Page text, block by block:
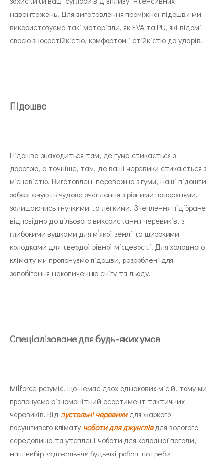
навантажень. Для виготовлення проміжної підошви ми
використовуємо такі матеріали, як EVA та PU, які відомі
своєю зносостійкістю, комфортом і стійкістю до ударів.
Підошва
Підошва знаходиться там, де гума стикається з
дорогою, а точніше, там, де ваші черевики стикаються з
місцевістю. Виготовлені переважно з гуми, наші підошви
забезпечують чудове зчеплення з різними поверхнями,
залишаючись гнучкими та легкими. Зчеплення підібране
відповідно до цільового використання черевиків, з
глибокими вушками для м’якої землі та широкими
колодками для твердої рівної місцевості. Для холодного
клімату ми пропонуємо підошви, розроблені для
запобігання накопиченню снігу та льоду.
Спеціалізоване для будь-яких умов
Milforce розуміє, що немає двох однакових місій, тому ми
пропонуємо різноманітний асортимент тактичних
черевиків. Від пустельні черевикидля жаркого
посушливого клімату чоботи для джунглів для вологого
середовища та утеплені чоботи для холодної погоди,
наш вибір задовольняє будь-які робочі потреби.